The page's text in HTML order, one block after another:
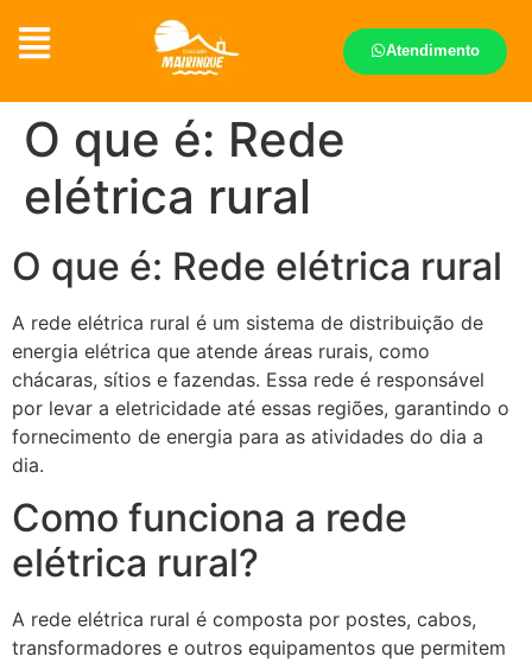
Atendimento
O que é: Rede
elétrica rural
O que é: Rede elétrica rural
A rede elétrica rural é um sistema de distribuição de
energia elétrica que atende áreas rurais, como
chácaras, sítios e fazendas. Essa rede é responsável
por levar a eletricidade até essas regiões, garantindo o
fornecimento de energia para as atividades do dia a
dia.
Como funciona a rede
elétrica rural?
A rede elétrica rural é composta por postes, cabos,
transformadores e outros equipamentos que permitem